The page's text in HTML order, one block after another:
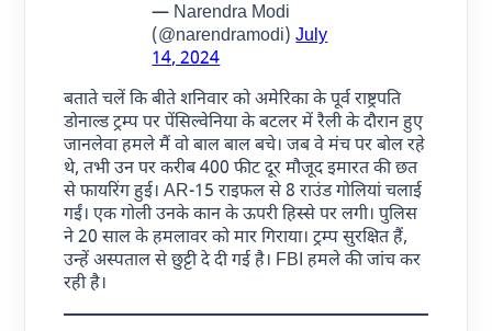
— Narendra Modi
(@narendramodi)July
14, 2024
बताते चलें कि बीते शनिवार को अमेरिका के पूर्व राष्ट्रपति
डोनाल्ड ट्रम्प पर पेंसिल्वेनिया के बटलर में रैली के दौरान हुए
जानलेवा हमले मैं वो बाल बाल बचे। जब वे मंच पर बोल रहे
थे, तभी उन पर करीब 400 फीट दूर मौजूद इमारत की छत
से फायरिंग हुई। AR-15 राइफल से 8 राउंड गोलियां चलाई
गईं। एक गोली उनके कान के ऊपरी हिस्से पर लगी। पुलिस
ने 20 साल के हमलावर को मार गिराया। ट्रम्प सुरक्षित हैं,
उन्हें अस्पताल से छुट्टी दे दी गई है। FBI हमले की जांच कर
रही है।